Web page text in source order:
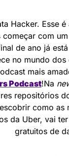
Hacker. Esse
começar com um
de ano já
no mundo dos
mais
Podcast!Na
repositórios
como as
da Uber, vai
gratuitos de